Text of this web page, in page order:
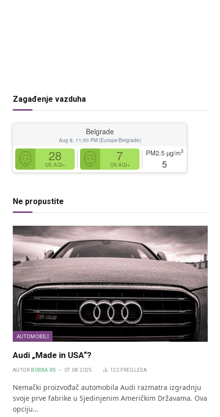
Zagađenje vazduha
Belgrade
Aug 8, 11:00 PM (Europe/Belgrade)
28
US AQI+
7
CN AQI+
PM2.5 µg/m3
5
Ne propustite
AUTOMOBILI
Audi „Made in USA“?
AUTOR BORBA.RS 07.08.2025. 122 PREGLEDA
Nemački proizvođač automobila Audi razmatra izgradnju
svoje prve fabrike u Sjedinjenim Američkim Državama. Ova
opciju…